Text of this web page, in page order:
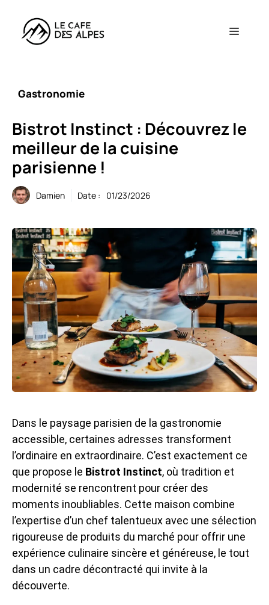
contenu
Menu
Gastronomie
Bistrot Instinct : Découvrez le
meilleur de la cuisine
parisienne !
Damien Date : 01/23/2026
Dans le paysage parisien de la gastronomie
accessible, certaines adresses transforment
l’ordinaire en extraordinaire. C’est exactement ce
que propose le Bistrot Instinct, où tradition et
modernité se rencontrent pour créer des
moments inoubliables. Cette maison combine
l’expertise d’un chef talentueux avec une sélection
rigoureuse de produits du marché pour offrir une
expérience culinaire sincère et généreuse, le tout
dans un cadre décontracté qui invite à la
découverte.